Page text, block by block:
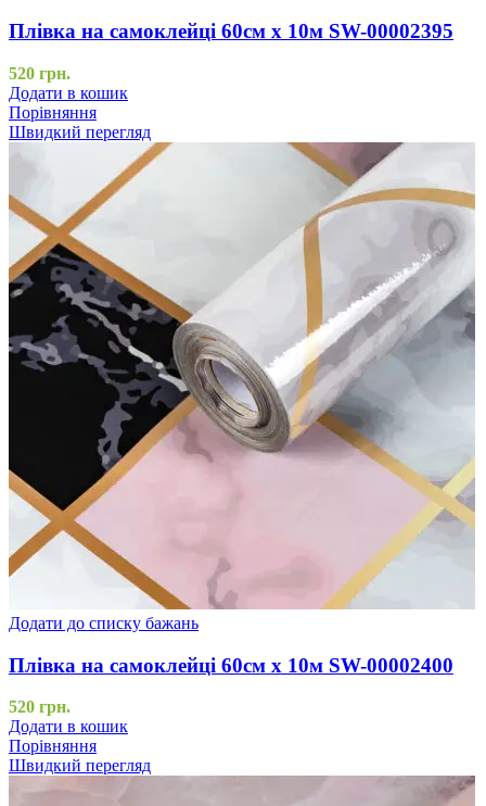
Плівка на самоклейці 60см х 10м SW-00002395
520 грн.
Додати в кошик
Порівняння
Швидкий перегляд
Додати до списку бажань
Плівка на самоклейці 60см х 10м SW-00002400
520 грн.
Додати в кошик
Порівняння
Швидкий перегляд